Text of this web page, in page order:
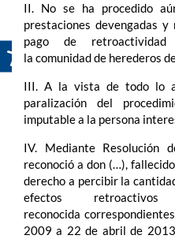
II. No se ha procedido
prestaciones devengadas
pago de
la comunidad de herederos
III. A la vista de todo lo
paralización del
imputable a la persona
IV. Mediante
reconoció a don (…),
derecho a percibir la
efectos
reconocida
2009 a 22 de abril de